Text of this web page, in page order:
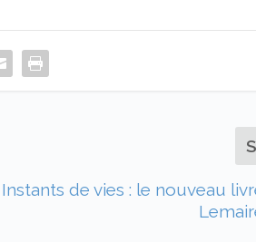
Instants de vies : le nouveau